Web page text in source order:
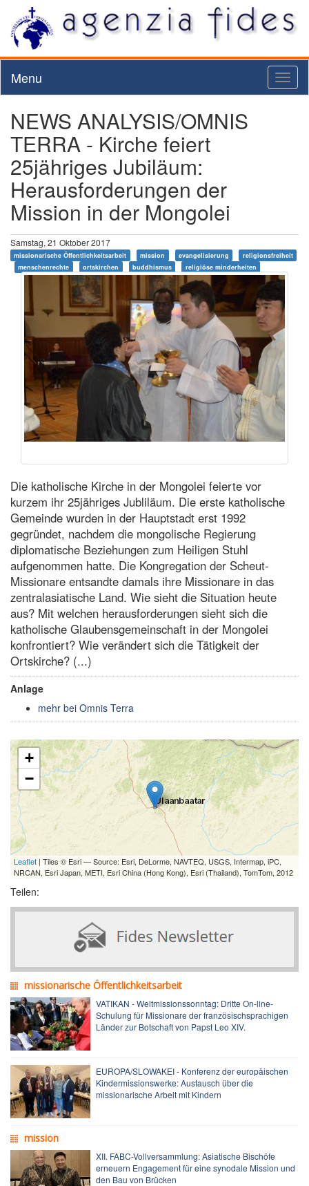
Menu
NEWS ANALYSIS/OMNIS
TERRA - Kirche feiert
25jähriges Jubiläum:
Herausforderungen der
Mission in der Mongolei
Samstag, 21 Oktober 2017
missionarische Öffentlichkeitsarbeit mission evangelisierung
religionsfreiheit
menschenrechte
ortskirchen buddhismus religiöse minderheiten
Die katholische Kirche in der Mongolei feierte vor
kurzem ihr 25jähriges Jubliläum. Die erste katholische
Gemeinde wurden in der Hauptstadt erst 1992
gegründet, nachdem die mongolische Regierung
diplomatische Beziehungen zum Heiligen Stuhl
aufgenommen hatte. Die Kongregation der Scheut-
Missionare entsandte damals ihre Missionare in das
zentralasiatische Land. Wie sieht die Situation heute
aus? Mit welchen herausforderungen sieht sich die
katholische Glaubensgemeinschaft in der Mongolei
konfrontiert? Wie verändert sich die Tätigkeit der
Ortskirche? (...)
Anlage
mehr bei Omnis Terra
+
−
Leaflet | Tiles © Esri — Source: Esri, DeLorme, NAVTEQ, USGS, Intermap, iPC,
NRCAN, Esri Japan, METI, Esri China (Hong Kong), Esri (Thailand), TomTom, 2012
Teilen:
missionarische Öffentlichkeitsarbeit
VATIKAN - Weltmissionssonntag: Dritte On-line-
Schulung für Missionare der französischsprachigen
Länder zur Botschaft von Papst Leo XIV.
EUROPA/SLOWAKEI - Konferenz der europäischen
Kindermissionswerke: Austausch über die
missionarische Arbeit mit Kindern
mission
XII. FABC-Vollversammlung: Asiatische Bischöfe
erneuern Engagement für eine synodale Mission und
den Bau von Brücken